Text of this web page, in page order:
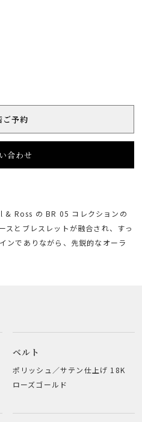
ご予約
合わせ
Ross の BR 05 コレクションの
スとブレスレットが融合され、すっ
ンでありながら、先鋭的なオーラ
ベルト
ポリッシュ／サテン仕上げ 18K
ローズゴールド